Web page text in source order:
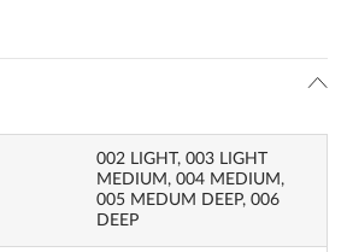
002 LIGHT, 003 LIGHT
MEDIUM, 004 MEDIUM,
005 MEDUM DEEP, 006
DEEP